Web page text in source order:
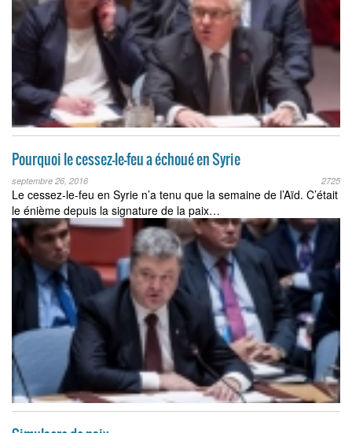
Pourquoi le cessez-le-feu a échoué en Syrie
septembre 26, 2016 2725
Le cessez-le-feu en Syrie n’a tenu que la semaine de l’Aïd. C’était
le énième depuis la signature de la paix…